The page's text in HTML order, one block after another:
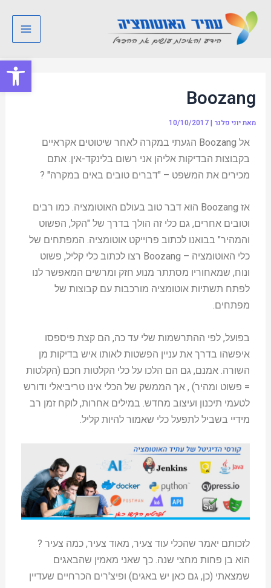
פתח
דילוג
לתוכן
Main
Boozang
מאתיוני פלנר|
10/10/2017
אל Boozang הגעתי במקרה לאחר שיטוטים אקראיים
בקבוצות הבדיקות אליהן אני רשום בלינקד-אין. אתם
מכירים את המשפט – "דברים טובים באים במקרה" ?
אז Boozang הוא דבר טוב בעולם האוטומציה. כמו רבים
וטובים אחרים, גם כלי זה הולך בדרך של "הקל, הפשוט
והמהיר" בבואנו לכתוב פרוייקט אוטומציה. המפתחים של
כלי האוטומציה – Boozang רצו לכתוב כלי קליל, פשוט
ונוח, שמאחוריו מסתתר מנוע חזק ומרשים המאפשר לנו
לפתח תשתיות אוטומציה מורכבות עם קבוצות של
מפתחים.
בפועל, לפי ההתרשמות שלי עד כה, הם קצת פיספסו
איפשהו בדרך את עניין הפשטות לאותו איש בדיקות מן
השורה. אמנם, גם הם הלכו על כלי הקלטות חכם (הקלטות
= פשוט ומהיר) , אך הממשק של הכלי אינו טריביאלי ודורש
לטעמי תיכנון ועיצוב מחדש. במילים אחרות, לוקח זמן רב
מידיי בשביל לתפעל כלי שאמור להיות קליל.
לזכותם יאמר שהכלי עוד צעיר, מאוד צעיר, כמה צעיר ?
הוא בן פחות מחצי שנה. כך שאני מאמין שהבאגים
שמצאתי (כן, גם כאן יש באגים) ופיצ'רים הכרחיים שעדיין
Post
navigation